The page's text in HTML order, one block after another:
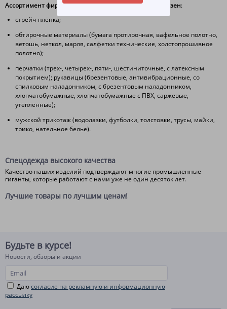
Ассортимент фирмы «ЛидерТекс» довольно разнообразен:
стрейч-плёнка;
обтирочные материалы (бумага протирочная, вафельное полотно,
ветошь, неткол, марля, салфетки технические, холстопрошивное
полотно);
перчатки (трех-, четырех-, пяти-, шестиниточные, с латексным
покрытием); рукавицы (брезентовые, антивибрационные, со
спилковым наладонником, с брезентовым наладонником,
хлопчатобумажные, хлопчатобумажные с ПВХ, саржевые,
утепленные);
мужской трикотаж (водолазки, футболки, толстовки, трусы, майки,
трико, нательное белье).
Спецодежда высокого качества
Качество наших изделий подтверждают многие промышленные
гиганты, которые работают с нами уже не один десяток лет.
Лучшие товары по лучшим ценам!
Будьте в курсе!
Новости, обзоры и акции
Даюсогласие на рекламную и информационную
рассылку